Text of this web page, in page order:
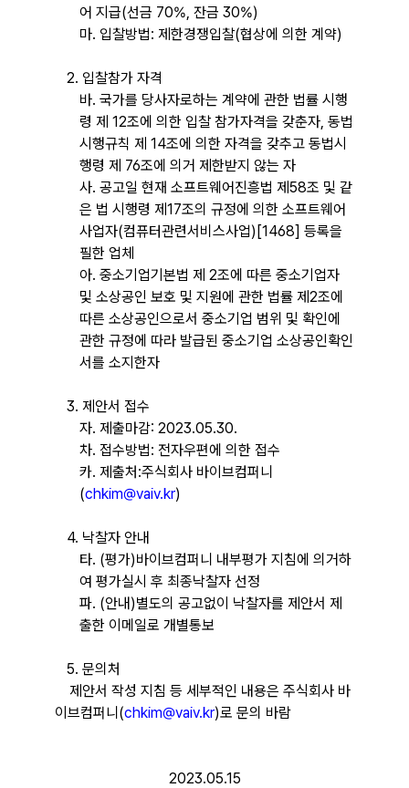
어 지급(선금 70%, 잔금 30%)
마. 입찰방법: 제한경쟁입찰(협상에 의한 계약)
2. 입찰참가 자격
바. 국가를 당사자로하는 계약에 관한 법률 시행
령 제 12조에 의한 입찰 참가자격을 갖춘자, 동법
시행규칙 제 14조에 의한 자격을 갖추고 동법시
행령 제 76조에 의거 제한받지 않는 자
사. 공고일 현재 소프트웨어진흥법 제58조 및 같
은 법 시행령 제17조의 규정에 의한 소프트웨어
사업자(컴퓨터관련서비스사업)[1468] 등록을
필한 업체
아. 중소기업기본법 제 2조에 따른 중소기업자
및 소상공인 보호 및 지원에 관한 법률 제2조에
따른 소상공인으로서 중소기업 범위 및 확인에
관한 규정에 따라 발급된 중소기업 소상공인확인
서를 소지한자
3.제안서 접수
자. 제출마감: 2023.05.30.
차. 접수방법: 전자우편에 의한 접수
카. 제출처:주식회사 바이브컴퍼니
(chkim@vaiv.kr)
4. 낙찰자 안내
타. (평가)바이브컴퍼니 내부평가 지침에 의거하
여 평가실시 후 최종낙찰자 선정
파. (안내)별도의 공고없이 낙찰자를 제안서 제
출한 이메일로 개별통보
5.문의처
제안서 작성 지침 등 세부적인 내용은 주식회사 바
이브컴퍼니(chkim@vaiv.kr)로 문의 바람
2023.05.15